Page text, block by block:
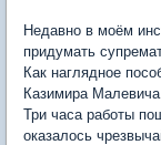
Недавно в моём
придумать
Как наглядное
Казимира
Три часа работы
оказалось